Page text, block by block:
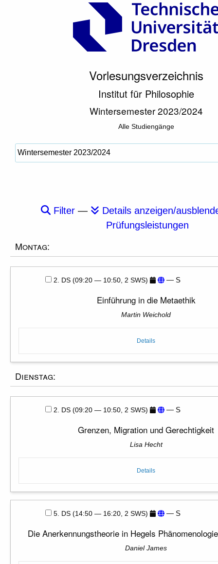
Vorlesungsverzeichnis
Institut für Philosophie
Wintersemester 2023/2024
Alle Studiengänge
Filter —
Details anzeigen/
Prüfungsleistungen
Montag:
2. DS (09:20 — 10:50, 2 SWS) — S
Einführung in die Metaethik
Martin Weichold
Details
Dienstag:
2. DS (09:20 — 10:50, 2 SWS) — S
Grenzen, Migration und Gerechtigkeit
Lisa Hecht
Details
5. DS (14:50 — 16:20, 2 SWS) — S
Die Anerkennungstheorie in Hegels
Daniel James